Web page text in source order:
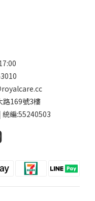
路169號3樓
統編:55240503